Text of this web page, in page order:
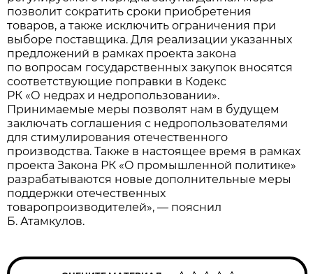
позволит сократить сроки приобретения
товаров, а также исключить ограничения при
выборе поставщика. Для реализации указанных
предложений в рамках проекта закона
по вопросам государственных закупок вносятся
соответствующие поправки в Кодекс
РК «О недрах и недропользовании».
Принимаемые меры позволят нам в будущем
заключать соглашения с недропользователями
для стимулирования отечественного
производства. Также в настоящее время в рамках
проекта Закона РК «О промышленной политике»
разрабатываются новые дополнительные меры
поддержки отечественных
товаропроизводителей», — пояснил
Б. Атамкулов.